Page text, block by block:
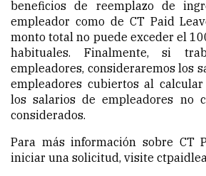
beneficios de reemplazo de
empleador como de CT Paid
monto total no puede exceder el
habituales. Finalmente, si
empleadores, consideraremos los
empleadores cubiertos al
los salarios de empleadores no
considerados.
Para más información sobre CT
iniciar una solicitud, visite